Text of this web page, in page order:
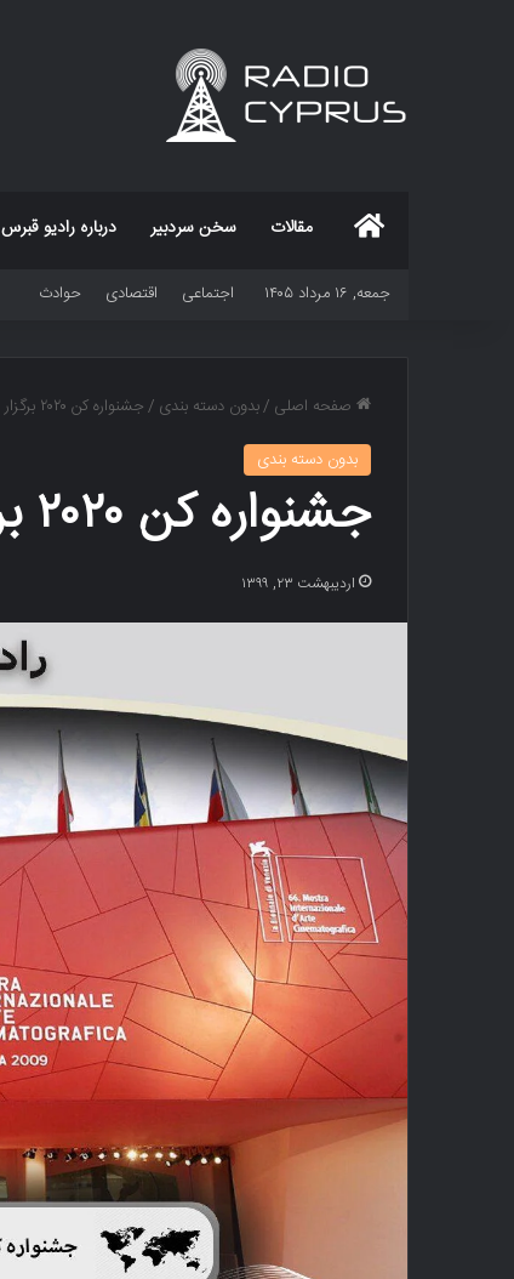
خانه مقالات سخن سردبیر درباره رادیو قبرس
جمعه, ۱۶ مرداد ۱۴۰۵ اجتماعی اقتصادی حوادث
صفحه اصلی /بدون دسته بندی /جشنواره کن ۲۰۲۰ برگزار نمی‌شود
بدون دسته بندی
جشنواره کن ۲۰۲۰ برگزار نمی‌شود
اردیبهشت ۲۳, ۱۳۹۹